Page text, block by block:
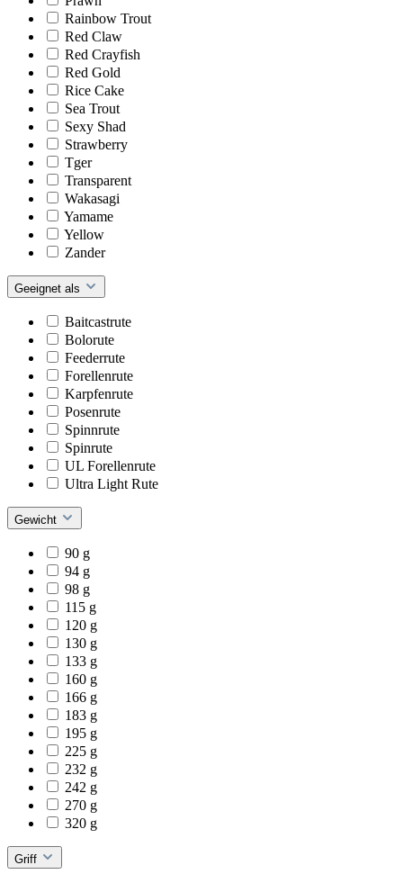
Rainbow Trout
Red Claw
Red Crayfish
Red Gold
Rice Cake
Sea Trout
Sexy Shad
Strawberry
Tger
Transparent
Wakasagi
Yamame
Yellow
Zander
Geeignet als
Baitcastrute
Bolorute
Feederrute
Forellenrute
Karpfenrute
Posenrute
Spinnrute
Spinrute
UL Forellenrute
Ultra Light Rute
Gewicht
90 g
94 g
98 g
115 g
120 g
130 g
133 g
160 g
166 g
183 g
195 g
225 g
232 g
242 g
270 g
320 g
Griff